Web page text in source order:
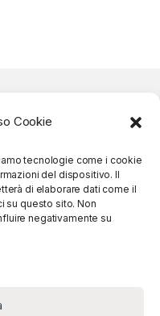
Cookie
tecnologie come i cookie
del dispositivo. Il
di elaborare dati come il
su questo sito. Non
negativamente su